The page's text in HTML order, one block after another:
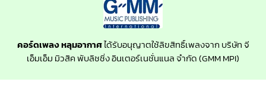
คอร์ดเพลง หลุมอากาศได้รับอนุญาตใช้ลิขสิทธิ์เพลงจาก บริษัท จี
เอ็มเอ็ม มิวสิค พับลิชชิ่ง อินเตอร์เนชั่นแนล จำกัด (GMM MPI)